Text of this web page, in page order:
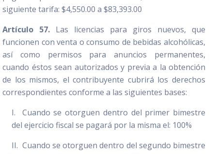
siguiente tarifa: $4,550.00 a $83,393.00
Artículo 57. Las licencias para giros nuevos, que
funcionen con venta o consumo de bebidas alcohólicas,
así como permisos para anuncios permanentes,
cuando éstos sean autorizados y previa a la obtención
de los mismos, el contribuyente cubrirá los derechos
correspondientes conforme a las siguientes bases:
I. Cuando se otorguen dentro del primer bimestre
del ejercicio fiscal se pagará por la misma el: 100%
II. Cuando se otorguen dentro del segundo bimestre